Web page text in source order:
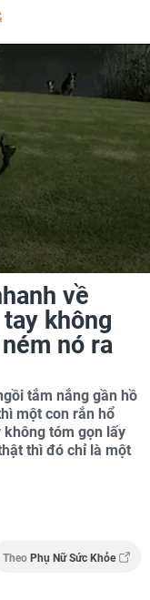
về
không
nó ra
tắm nắng gần hồ
một con rắn hổ
không tóm gọn lấy
thì đó chỉ là một
Theo Phụ Nữ Sức Khỏe